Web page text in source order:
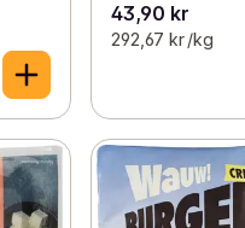
43,90 kr
292,67 kr /kg